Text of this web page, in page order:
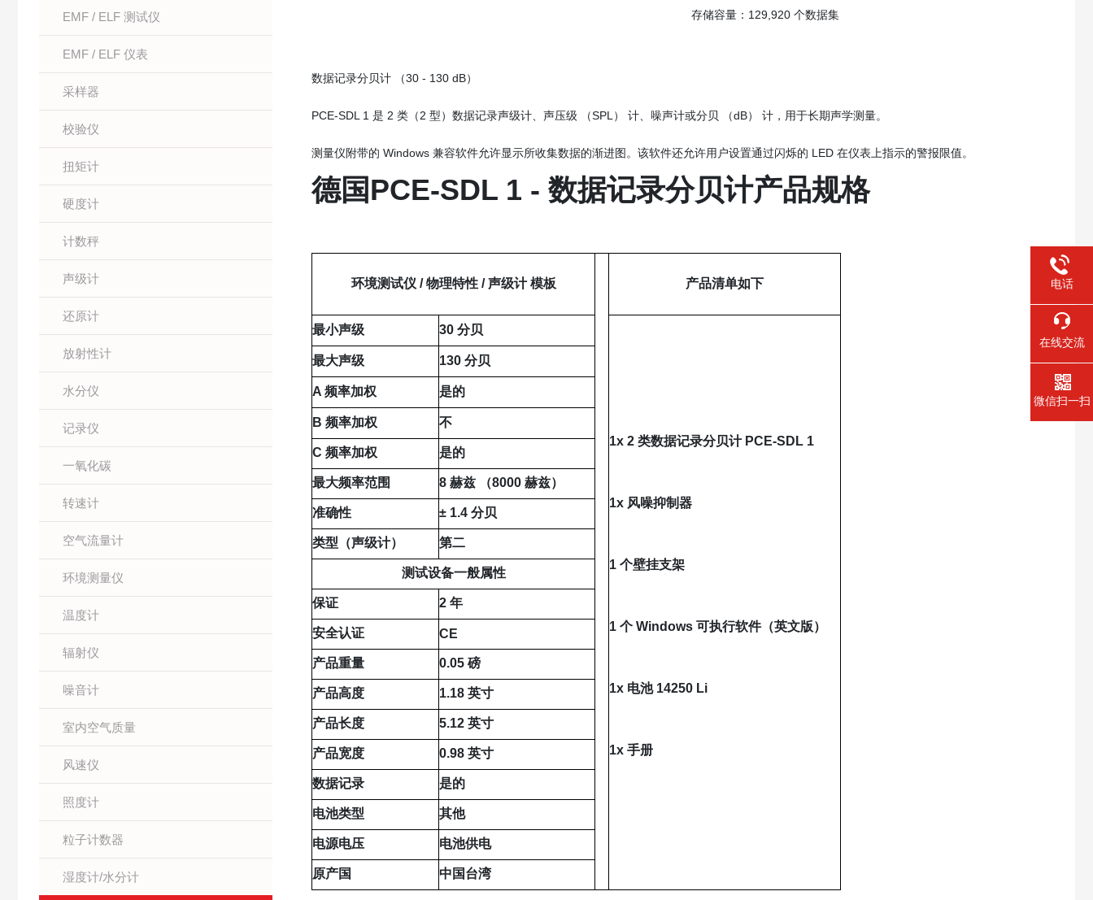
EMF / ELF 测试仪
EMF / ELF 仪表
采样器
校验仪
扭矩计
硬度计
计数秤
声级计
还原计
放射性计
水分仪
记录仪
一氧化碳
转速计
空气流量计
环境测量仪
温度计
辐射仪
噪音计
室内空气质量
风速仪
照度计
粒子计数器
湿度计/水分计
存储容量：129,920 个数据集
数据记录分贝计 （30 - 130 dB）
PCE-SDL 1 是 2 类（2 型）数据记录声级计、声压级 （SPL） 计、噪声计或分贝 （dB） 计，用于长期声学测量。
测量仪附带的 Windows 兼容软件允许显示所收集数据的渐进图。该软件还允许用户设置通过闪烁的 LED 在仪表上指示的警报限值。
德国PCE-SDL 1 - 数据记录分贝计产品规格
环境测试仪 / 物理特性 / 声级计 模板 产品清单如下
最小声级 30 分贝
1x 2 类数据记录分贝计 PCE-SDL 1
1x 风噪抑制器
1 个壁挂支架
1 个 Windows 可执行软件（英文版）
1x 电池 14250 Li
1x 手册
最大声级 130 分贝
A 频率加权 是的
B 频率加权 不
C 频率加权 是的
最大频率范围 8 赫兹 （8000 赫兹）
准确性 ± 1.4 分贝
类型（声级计） 第二
测试设备一般属性
保证 2 年
安全认证 CE
产品重量 0.05 磅
产品高度 1.18 英寸
产品长度 5.12 英寸
产品宽度 0.98 英寸
数据记录 是的
电池类型 其他
电源电压 电池供电
原产国 中国台湾
电话
在线交流
微信扫一扫